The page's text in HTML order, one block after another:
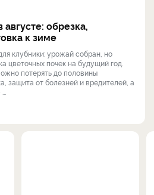
обрезка,
к зиме
клубники: урожай собран, но
цветочных почек на будущий год.
потерять до половины
защита от болезней и вредителей, а